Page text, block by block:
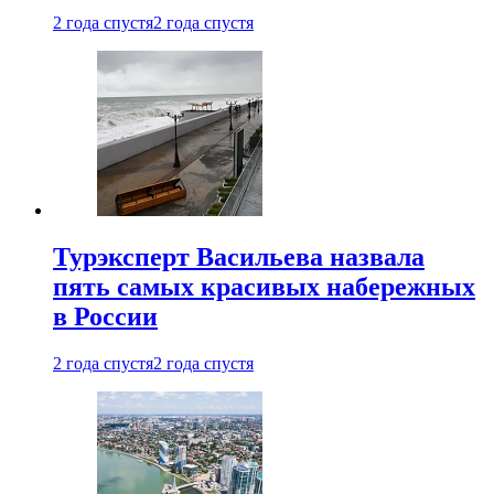
2 года спустя2 года спустя
Турэксперт Васильева назвала
пять самых красивых набережных
в России
2 года спустя2 года спустя